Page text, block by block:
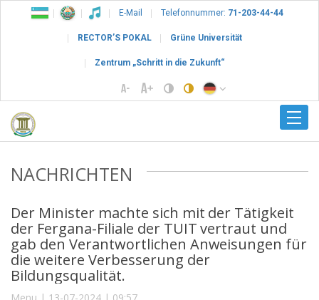
E-Mail Telefonnummer: 71-203-44-44
RECTOR’S POKAL Grüne Universität
Zentrum „Schritt in die Zukunft“
NACHRICHTEN
Der Minister machte sich mit der Tätigkeit
der Fergana-Filiale der TUIT vertraut und
gab den Verantwortlichen Anweisungen für
die weitere Verbesserung der
Bildungsqualität.